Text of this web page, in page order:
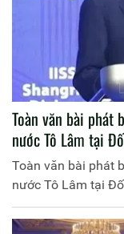
Toàn văn bài phát
nước Tô Lâm tại
Toàn văn bài phát
nước Tô Lâm tại